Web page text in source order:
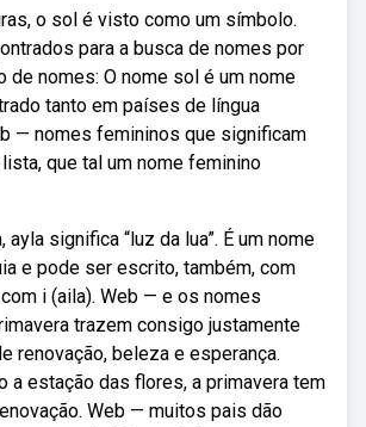
o sol é visto como um símbolo.
para a busca de nomes por
de nomes: O nome sol é um nome
tanto em países de língua
— nomes femininos que significam
que tal um nome feminino
ayla significa “luz da lua”. É um nome
e pode ser escrito, também, com
i (aila). Web — e os nomes
trazem consigo justamente
renovação, beleza e esperança.
a estação das flores, a primavera tem
Web — muitos pais dão